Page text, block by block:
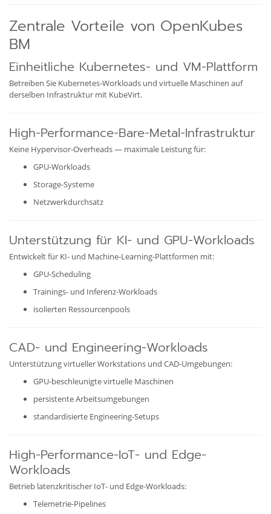
Zentrale Vorteile von OpenKubes
BM
Einheitliche Kubernetes- und VM-Plattform
Betreiben Sie Kubernetes-Workloads und virtuelle Maschinen auf
derselben Infrastruktur mit KubeVirt.
High-Performance-Bare-Metal-Infrastruktur
Keine Hypervisor-Overheads — maximale Leistung für:
GPU-Workloads
Storage-Systeme
Netzwerkdurchsatz
Unterstützung für KI- und GPU-Workloads
Entwickelt für KI- und Machine-Learning-Plattformen mit:
GPU-Scheduling
Trainings- und Inferenz-Workloads
isolierten Ressourcenpools
CAD- und Engineering-Workloads
Unterstützung virtueller Workstations und CAD-Umgebungen:
GPU-beschleunigte virtuelle Maschinen
persistente Arbeitsumgebungen
standardisierte Engineering-Setups
High-Performance-IoT- und Edge-
Workloads
Betrieb latenzkritischer IoT- und Edge-Workloads:
Telemetrie-Pipelines